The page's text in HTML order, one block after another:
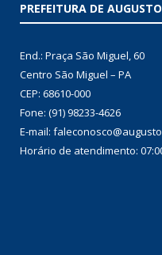
PREFEITURA DE
End.: Praça São Miguel, 60
Centro São Miguel – PA
CEP: 68610-000
Fone: (91) 98233-4626
E-mail:
Horário de atendimento: